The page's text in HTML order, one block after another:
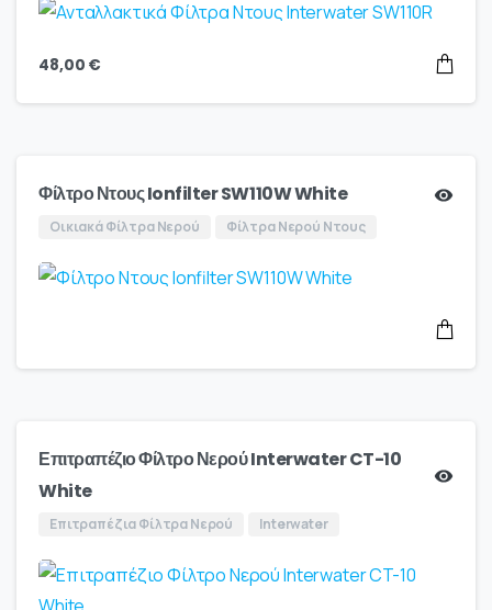
48,00 €
Φίλτρο Ντους Ionfilter SW110W White
Οικιακά Φίλτρα Νερού Φίλτρα Νερού Ντους
Επιτραπέζιο Φίλτρο Νερού Interwater CT-10
White
Επιτραπέζια Φίλτρα Νερού Interwater